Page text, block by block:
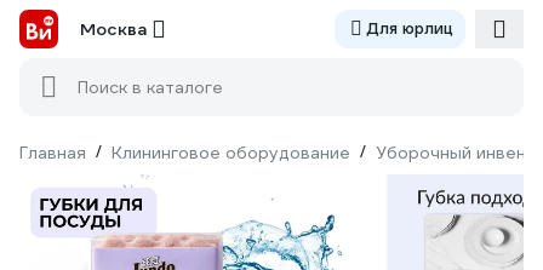
Москва Для юрлиц
Поиск в каталоге
Главная / Клининговое оборудование / Уборочный